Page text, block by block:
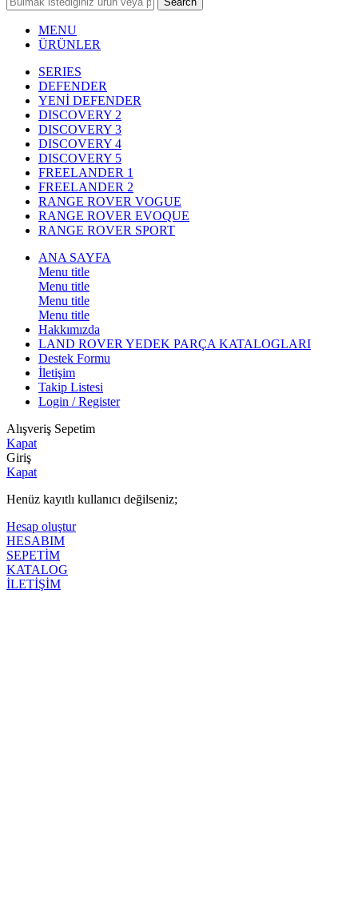
MENU
ÜRÜNLER
SERIES
DEFENDER
YENİ DEFENDER
DISCOVERY 2
DISCOVERY 3
DISCOVERY 4
DISCOVERY 5
FREELANDER 1
FREELANDER 2
RANGE ROVER VOGUE
RANGE ROVER EVOQUE
RANGE ROVER SPORT
ANA SAYFA
Menu title
Menu title
Menu title
Menu title
Hakkımızda
LAND ROVER YEDEK PARÇA KATALOGLARI
Destek Formu
İletişim
Takip Listesi
Login / Register
Alışveriş Sepetim
Kapat
Giriş
Kapat
Henüz kayıtlı kullanıcı değilseniz;
Hesap oluştur
HESABIM
SEPETİM
KATALOG
İLETİŞİM